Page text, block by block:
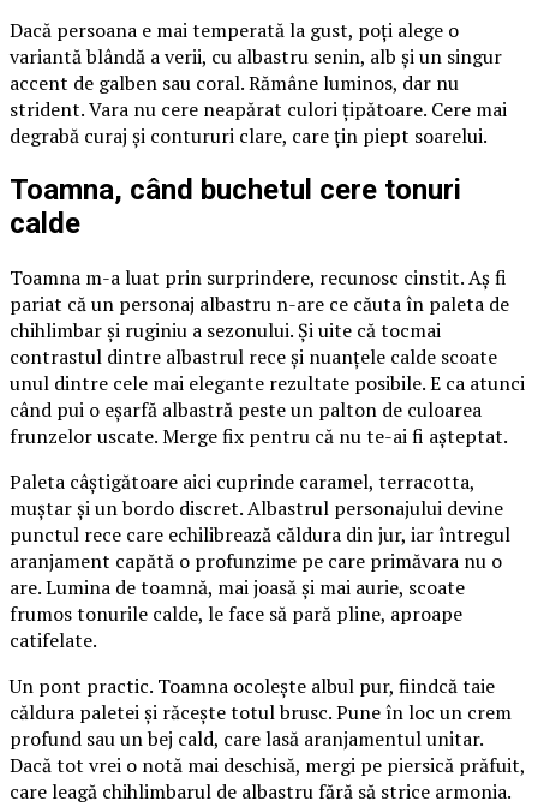
Dacă persoana e mai temperată la gust, poți alege o
variantă blândă a verii, cu albastru senin, alb și un singur
accent de galben sau coral. Rămâne luminos, dar nu
strident. Vara nu cere neapărat culori țipătoare. Cere mai
degrabă curaj și contururi clare, care țin piept soarelui.
Toamna, când buchetul cere tonuri
calde
Toamna m-a luat prin surprindere, recunosc cinstit. Aș fi
pariat că un personaj albastru n-are ce căuta în paleta de
chihlimbar și ruginiu a sezonului. Și uite că tocmai
contrastul dintre albastrul rece și nuanțele calde scoate
unul dintre cele mai elegante rezultate posibile. E ca atunci
când pui o eșarfă albastră peste un palton de culoarea
frunzelor uscate. Merge fix pentru că nu te-ai fi așteptat.
Paleta câștigătoare aici cuprinde caramel, terracotta,
muștar și un bordo discret. Albastrul personajului devine
punctul rece care echilibrează căldura din jur, iar întregul
aranjament capătă o profunzime pe care primăvara nu o
are. Lumina de toamnă, mai joasă și mai aurie, scoate
frumos tonurile calde, le face să pară pline, aproape
catifelate.
Un pont practic. Toamna ocolește albul pur, fiindcă taie
căldura paletei și răcește totul brusc. Pune în loc un crem
profund sau un bej cald, care lasă aranjamentul unitar.
Dacă tot vrei o notă mai deschisă, mergi pe piersică prăfuit,
care leagă chihlimbarul de albastru fără să strice armonia.